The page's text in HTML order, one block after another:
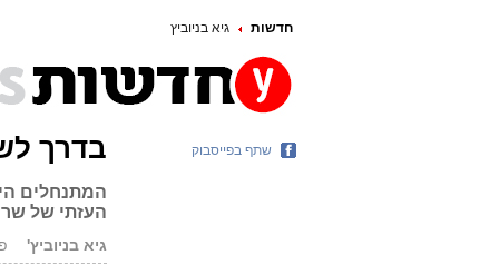
חדשות גיא בניוביץ
בדרך
המתנחלים
העזתי של
גיא בניוביץ'
שתף בפייסבוק